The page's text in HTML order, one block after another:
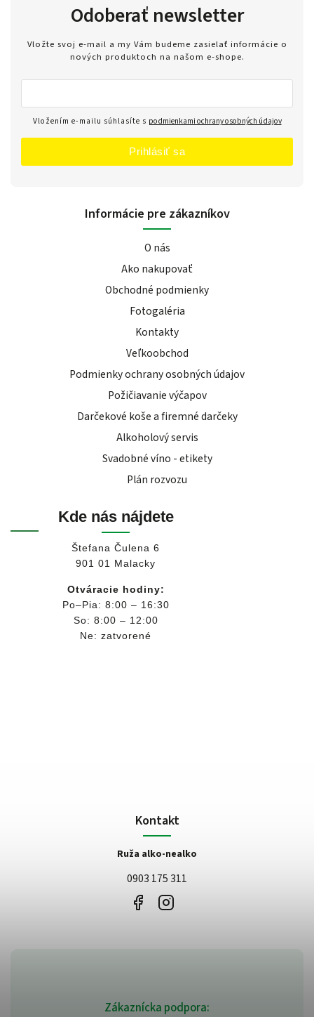
Zákaznícka podpora:
Odoberať newsletter
Vložte svoj e-mail a my Vám budeme zasielať informácie o
nových produktoch na našom e-shope.
Vložením e-mailu súhlasíte s podmienkami ochrany osobných údajov
Prihlásiť sa
Informácie pre zákazníkov
O nás
Ako nakupovať
Obchodné podmienky
Fotogaléria
Kontakty
Veľkoobchod
Podmienky ochrany osobných údajov
Požičiavanie výčapov
Darčekové koše a firemné darčeky
Alkoholový servis
Svadobné víno - etikety
Plán rozvozu
Kde nás nájdete
Štefana Čulena 6
901 01 Malacky
Otváracie hodiny:
Po–Pia: 8:00 – 16:30
So: 8:00 – 12:00
Ne: zatvorené
Kontakt
Ruža alko-nealko
0903 175 311